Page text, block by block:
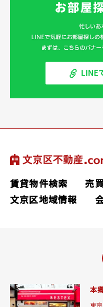
賃貸物件検索
売
文京区地域情報
本
東